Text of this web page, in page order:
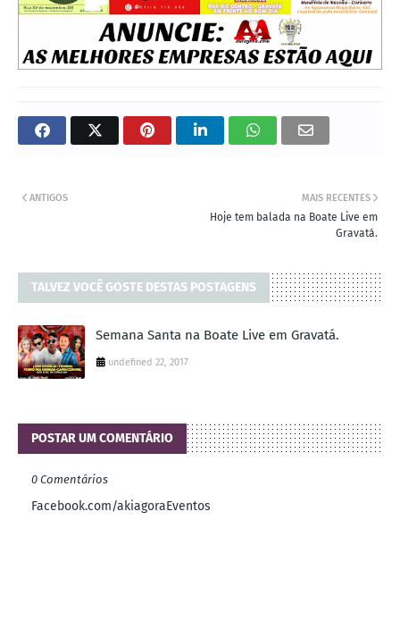
MAIS RECENTES
Hoje tem balada na Boate Live em
Gravatá.
ANTIGOS
TALVEZ VOCÊ GOSTE DESTAS POSTAGENS
Semana Santa na Boate Live em Gravatá.
undefined 22, 2017
POSTAR UM COMENTÁRIO
0 Comentários
Facebook.com/akiagoraEventos